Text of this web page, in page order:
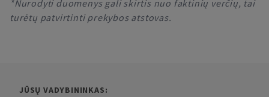
*Nurodyti duomenys gali skirtis nuo faktinių verčių, tai
turėtų patvirtinti prekybos atstovas.
JŪSŲ VADYBININKAS: